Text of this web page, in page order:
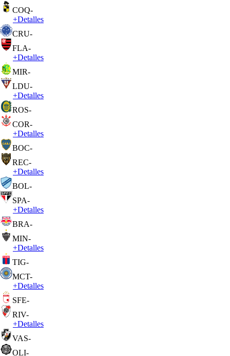
COQ-
+Detalles
CRU-
FLA-
+Detalles
MIR-
LDU-
+Detalles
ROS-
COR-
+Detalles
BOC-
REC-
+Detalles
BOL-
SPA-
+Detalles
BRA-
MIN-
+Detalles
TIG-
MCT-
+Detalles
SFE-
RIV-
+Detalles
VAS-
OLI-